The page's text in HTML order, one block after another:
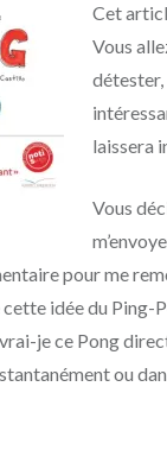
Cet
Vous
laissera
Vous
pour me
idée du Ping-
je ce Pong
ou